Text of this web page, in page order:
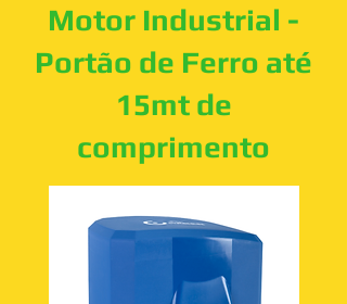
Motor Industrial -
Portão de Ferro até
15mt de
comprimento